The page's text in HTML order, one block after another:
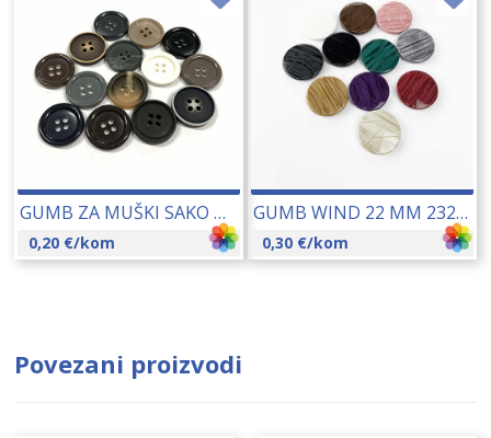
GUMB ZA MUŠKI SAKO TROY 20 MM 10084
0,20 €/kom
GUMB WIND 22 MM 23220
0,30 €/kom
Povezani proizvodi